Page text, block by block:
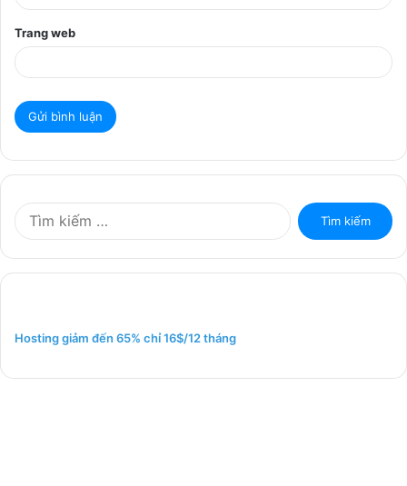
Trang web
k
o
Hosting giảm đến 65% chỉ 16$/12 tháng